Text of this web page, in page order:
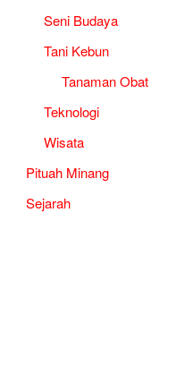
Seni Budaya
Tani Kebun
Tanaman Obat
Teknologi
Wisata
Pituah Minang
Sejarah